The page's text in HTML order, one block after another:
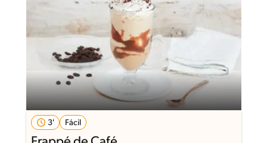
3' Fácil